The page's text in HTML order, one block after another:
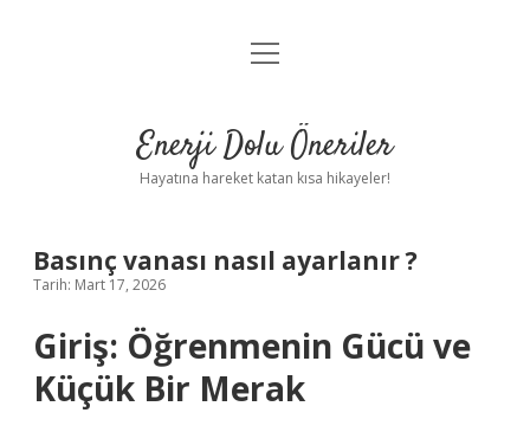
Anasayfa
Yasal Uyarı
menüyü
Enerji Dolu Öneriler
Hayatına hareket katan kısa hikayeler!
Basınç vanası nasıl ayarlanır ?
Tarih: Mart 17, 2026
Giriş: Öğrenmenin Gücü ve
Küçük Bir Merak